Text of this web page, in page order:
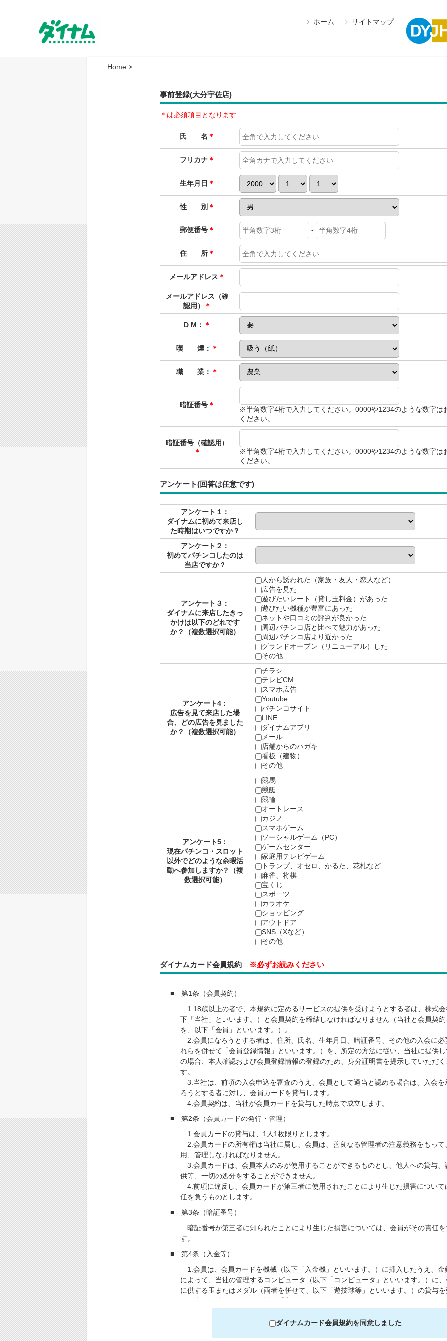
ホーム サイトマップ
Home
事前登録(大分宇佐店)
＊は必須項目となります
氏 名 ＊
フリカナ＊
生年月日 ＊
性 別 ＊
郵便番号＊ -
住 所＊
メールアドレス ＊
メールアドレス（確
認用）
＊
D M： ＊
喫 煙： ＊
職 業： ＊
暗証番号＊
※半角数字4桁で入力してください。0000や1234のような数字は
ください。
暗証番号（確認用）
＊
※半角数字4桁で入力してください。0000や1234のような数字は
ください。
アンケート(回答は任意です)
アンケート１：
ダイナムに初めて来店し
た時期はいつですか？
アンケート２：
初めてパチンコしたのは
当店ですか？
アンケート３：
ダイナムに来店したきっ
かけは以下のどれです
か？（複数選択可能）
人から誘われた（家族・友人・恋人など）
広告を見た
遊びたいレート（貸し玉料金）があった
遊びたい機種が豊富にあった
ネットや口コミの評判が良かった
周辺パチンコ店と比べて魅力があった
周辺パチンコ店より近かった
グランドオープン（リニューアル）した
その他
アンケート4：
広告を見て来店した場
合、どの広告を見ました
か？（複数選択可能）
チラシ
テレビCM
スマホ広告
Youtube
パチンコサイト
LINE
ダイナムアプリ
メール
店舗からのハガキ
看板（建物）
その他
アンケート5：
現在パチンコ・スロット
以外でどのような余暇活
動へ参加しますか？（複
数選択可能）
競馬
競艇
競輪
オートレース
カジノ
スマホゲーム
ソーシャルゲーム（PC）
ゲームセンター
家庭用テレビゲーム
トランプ、オセロ、かるた、花札など
麻雀、将棋
宝くじ
スポーツ
カラオケ
ショッピング
アウトドア
SNS（Xなど）
その他
ダイナムカード会員規約 ※必ずお読みください
■ 第1条（会員契約）
1.18歳以上の者で、本規約に定めるサービスの提供を受けようとする者は、株式
下「当社」といいます。）と会員契約を締結しなければなりません（当社と会員契
を、以下「会員」といいます。）。
2.会員になろうとする者は、住所、氏名、生年月日、暗証番号、その他の入会に必
れらを併せて「会員登録情報」といいます。）を、所定の方法に従い、当社に提供
の場合、本人確認および会員登録情報の登録のため、身分証明書を提示していただ
す。
3.当社は、前項の入会申込を審査のうえ、会員として適当と認める場合は、入会を
ろうとする者に対し、会員カードを貸与します。
4.会員契約は、当社が会員カードを貸与した時点で成立します。
■ 第2条（会員カードの発行・管理）
1.会員カードの貸与は、1人1枚限りとします。
2.会員カードの所有権は当社に属し、会員は、善良なる管理者の注意義務をもって
用、管理しなければなりません。
3.会員カードは、会員本人のみが使用することができるものとし、他人への貸与、
供等、一切の処分をすることができません。
4.前項に違反し、会員カードが第三者に使用されたことにより生じた損害について
任を負うものとします。
■ 第3条（暗証番号）
暗証番号が第三者に知られたことにより生じた損害については、会員がその責任
す。
■ 第4条（入金等）
1.会員は、会員カードを機械（以下「入金機」といいます。）に挿入したうえ、金
によって、当社の管理するコンピュータ（以下「コンピュータ」といいます。）に
に供する玉またはメダル（両者を併せて、以下「遊技球等」といいます。）の貸与
きる金額を登録すること（以下「入金」といいます。）ができます。ただし、コン
2.会員は、入金された会員カードを遊技機側部のカードリーダーユニットに挿入す
ダイナムカード会員規約を同意しました